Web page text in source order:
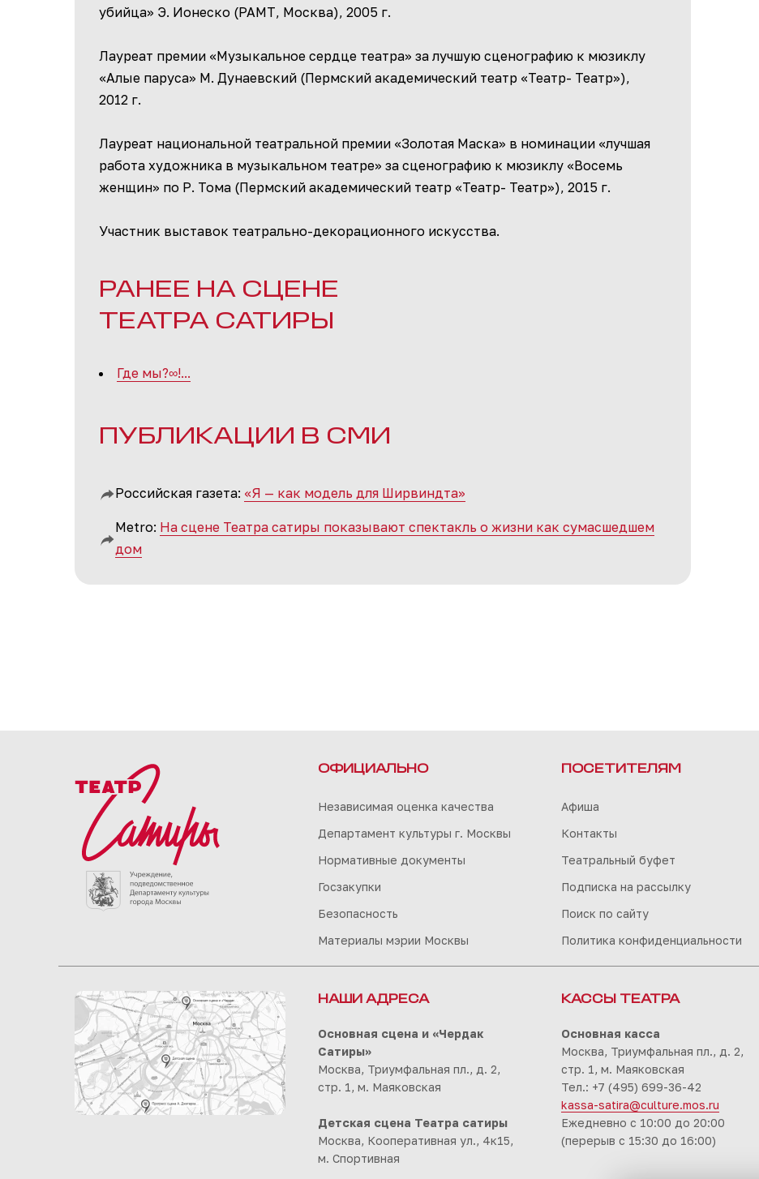
убийца» Э. Ионеско (РАМТ, Москва), 2005 г.
Лауреат премии «Музыкальное сердце театра» за лучшую сценографию к мюзиклу
«Алые паруса» М. Дунаевский (Пермский академический театр «Театр- Театр»),
2012 г.
Лауреат национальной театральной премии «Золотая Маска» в номинации «лучшая
работа художника в музыкальном театре» за сценографию к мюзиклу «Восемь
женщин» по Р. Тома (Пермский академический театр «Театр- Театр»), 2015 г.
Участник выставок театрально-декорационного искусства.
РАНЕЕ НА СЦЕНЕ
ТЕАТРА САТИРЫ
Где мы?∞!...
ПУБЛИКАЦИИ В СМИ
Российская газета: «Я — как модель для Ширвиндта»
Metro: На сцене Театра сатиры показывают спектакль о жизни как сумасшедшем
дом
ОФИЦИАЛЬНО
Независимая оценка качества
Департамент культуры г. Москвы
Нормативные документы
Госзакупки
Безопасность
Материалы мэрии Москвы
ПОСЕТИТЕЛЯМ
Афиша
Контакты
Театральный буфет
Подписка на рассылку
Поиск по сайту
Политика конфиденциальности
НАШИ АДРЕСА
Основная сцена и «Чердак
Сатиры»
Москва, Триумфальная пл., д. 2,
стр. 1, м. Маяковская
Детская сцена Театра сатиры
Москва, Кооперативная ул., 4к15,
м. Спортивная
КАССЫ ТЕАТРА
Основная касса
Москва, Триумфальная пл., д. 2,
стр. 1, м. Маяковская
Тел.: +7 (495) 699-36-42
kassa-satira@culture.mos.ru
Ежедневно с 10:00 до 20:00
(перерыв с 15:30 до 16:00)